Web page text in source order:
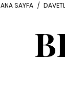
ANA SAYFA /